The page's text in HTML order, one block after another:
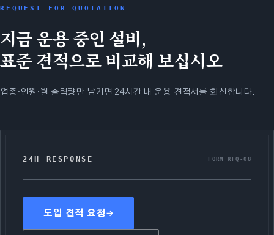
REQUEST FOR QUOTATION
지금 운용 중인 설비,
표준 견적으로 비교해 보십시오
업종·인원·월 출력량만 남기면 24시간 내 운용 견적서를 회신합니다.
24H RESPONSE FORM RFQ-08
도입 견적 요청